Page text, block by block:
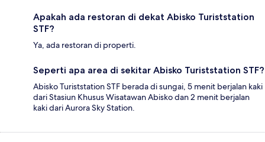
Apakah ada restoran di dekat Abisko Turiststation
STF?
Ya, ada restoran di properti.
Seperti apa area di sekitar Abisko Turiststation STF?
Abisko Turiststation STF berada di sungai, 5 menit berjalan kaki
dari Stasiun Khusus Wisatawan Abisko dan 2 menit berjalan
kaki dari Aurora Sky Station.